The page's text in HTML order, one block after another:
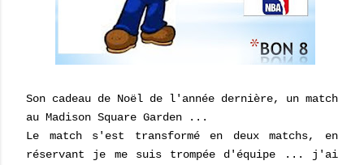
Son cadeau de Noël de l'année dernière, un match
au Madison Square Garden ...
Le match s'est transformé en deux matchs, en
réservant je me suis trompée d'équipe ... j'ai